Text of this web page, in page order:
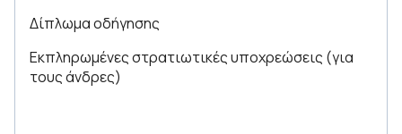
Δίπλωμα οδήγησης
Εκπληρωμένες στρατιωτικές υποχρεώσεις (για
τους άνδρες)